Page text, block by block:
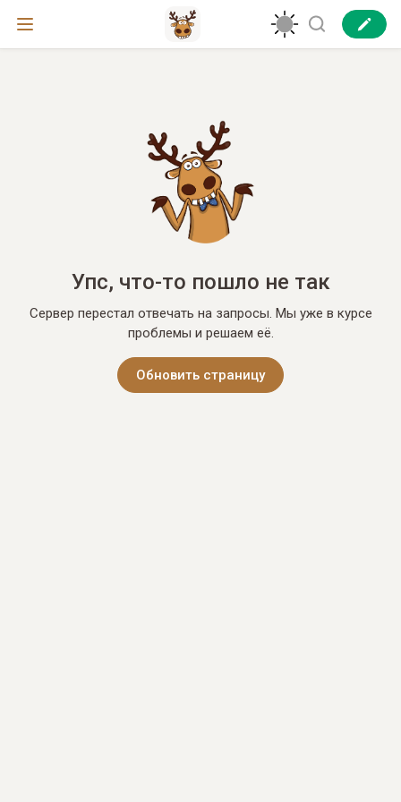
Упс, что-то пошло не так
Сервер перестал отвечать на запросы. Мы уже в курсе
проблемы и решаем её.
Обновить страницу